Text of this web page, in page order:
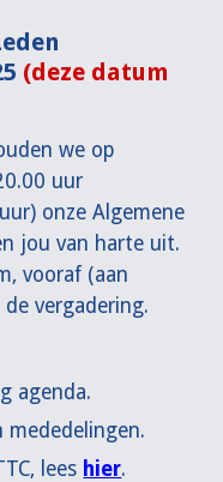
(deze datum
we op
uur
onze Algemene
jou van harte uit.
vooraf (aan
vergadering.
agenda.
mededelingen.
lees hier.